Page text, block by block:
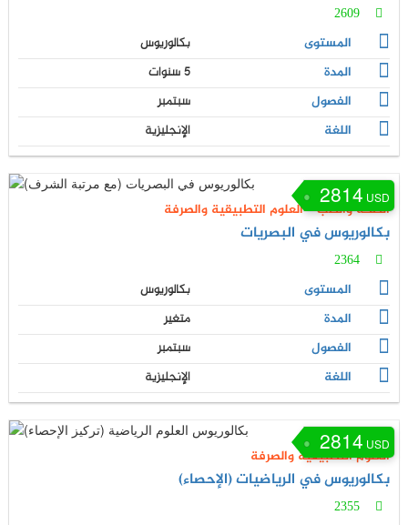
2609
المستوى
بكالوريوس
المدة
5 سنوات
الفصول
سبتمبر
اللغة
الإنجليزية
2814 USD
الصحة والطب-العلوم التطبيقية والصرفة
بكالوريوس في البصريات
2364
المستوى
بكالوريوس
المدة
متغير
الفصول
سبتمبر
اللغة
الإنجليزية
2814 USD
العلوم التطبيقية والصرفة
بكالوريوس في الرياضيات (الإحصاء)
2355